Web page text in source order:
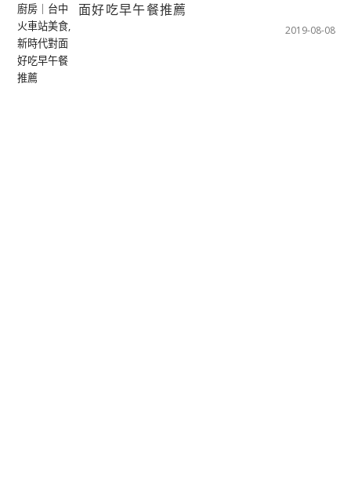
面好吃早午餐推薦
2019-08-08